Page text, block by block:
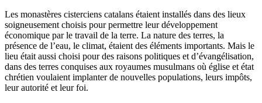
Les monastères cisterciens catalans étaient installés dans des lieux
soigneusement choisis pour permettre leur développement
économique par le travail de la terre. La nature des terres, la
présence de l’eau, le climat, étaient des éléments importants. Mais le
lieu était aussi choisi pour des raisons politiques et d’évangélisation,
dans des terres conquises aux royaumes musulmans où église et état
chrétien voulaient implanter de nouvelles populations, leurs impôts,
leur autorité et leur foi.